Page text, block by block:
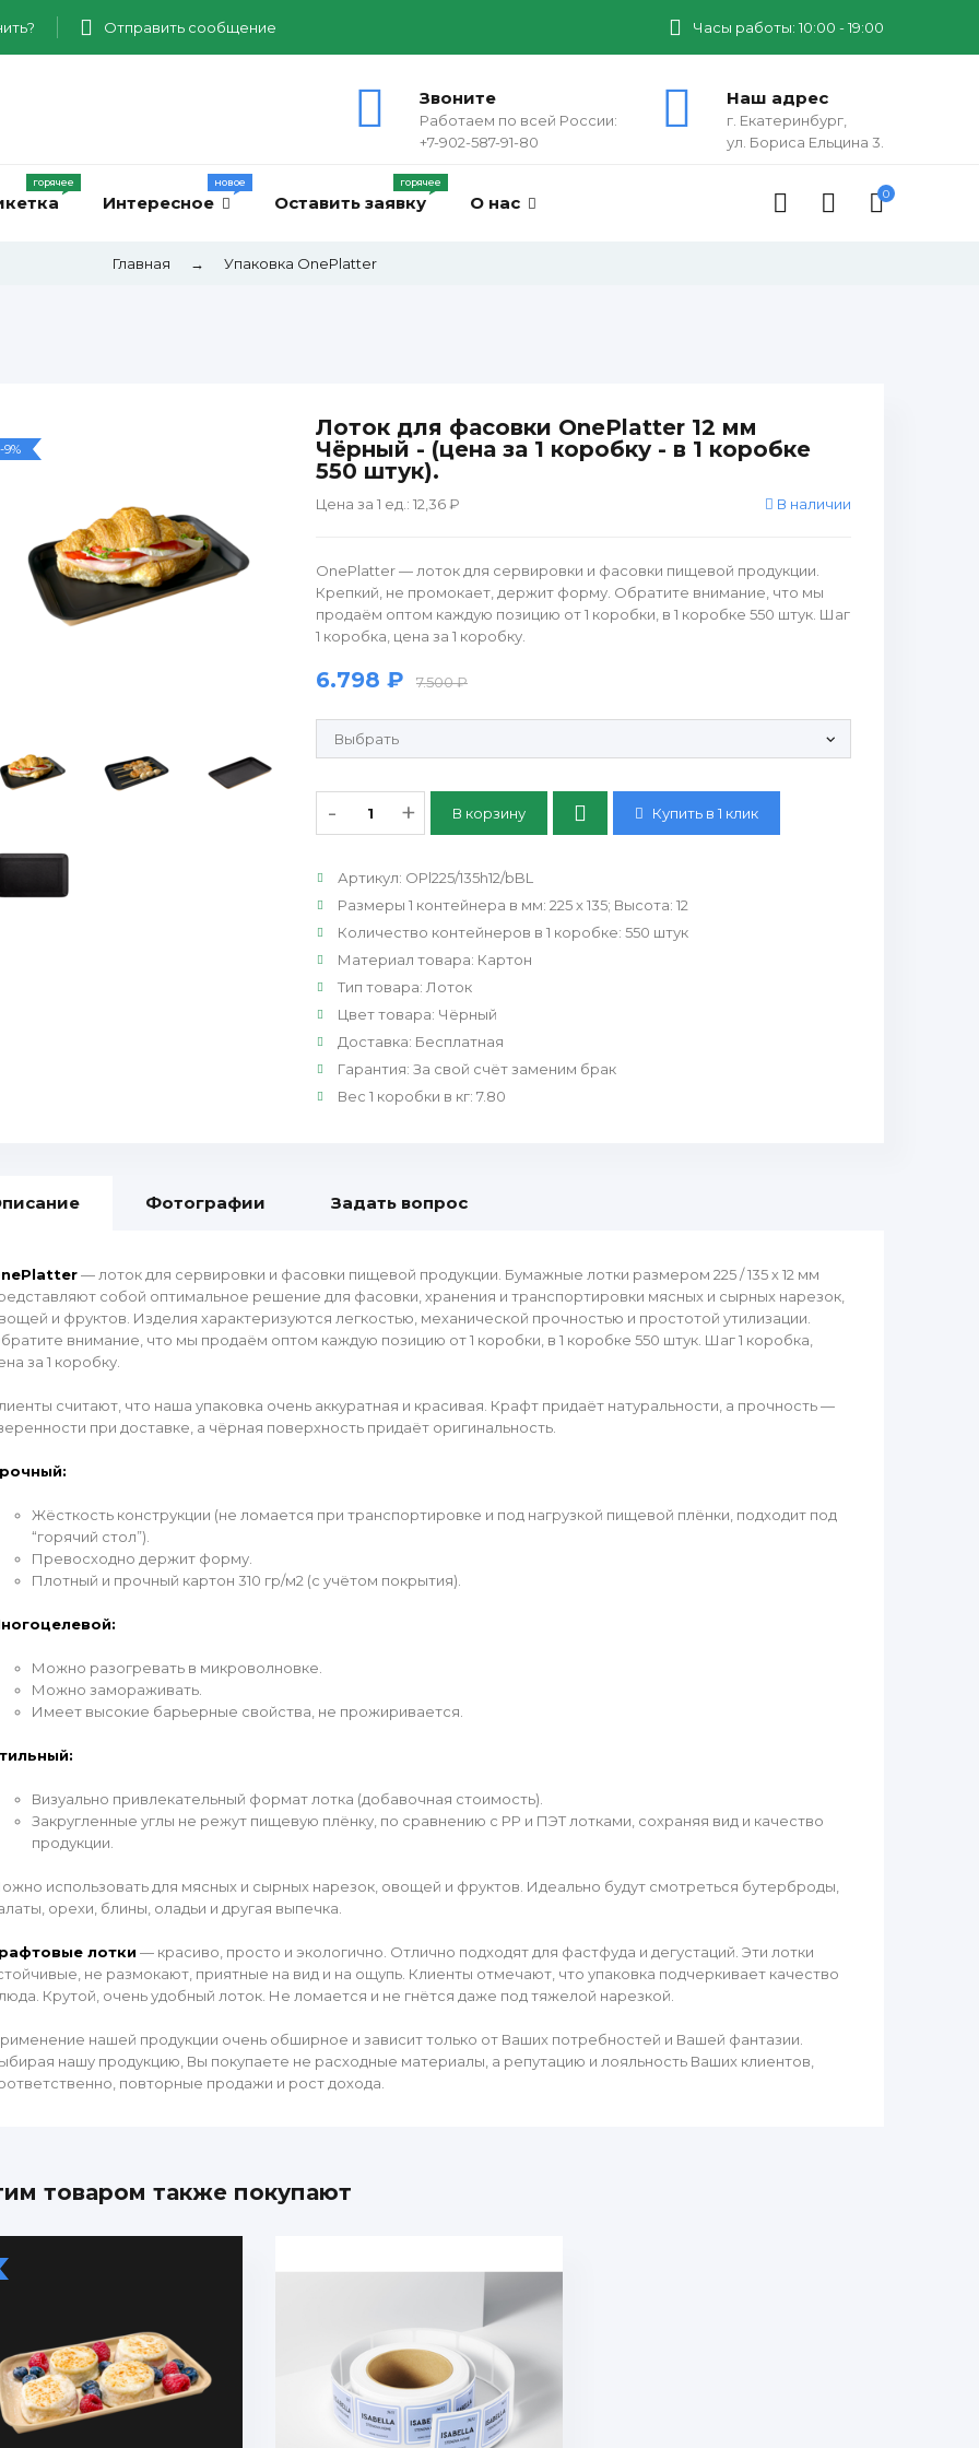
Отправить сообщение Часы работы: 10:00 - 19:00
Звоните
Работаем по всей России:
+7-902-587-91-80
Наш адрес
г. Екатеринбург,
ул. Бориса Ельцина 3.
Интересное Оставить заявку О нас 0
Главная → Упаковка OnePlatter
-9%
Лоток для фасовки OnePlatter 12 мм
Чёрный - (цена за 1 коробку - в 1 коробке
550 штук).
Цена за 1 ед.: 12,36 ₽ В наличии
OnePlatter — лоток для сервировки и фасовки пищевой продукции.
Крепкий, не промокает, держит форму. Обратите внимание, что мы
продаём оптом каждую позицию от 1 коробки, в 1 коробке 550 штук. Шаг
1 коробка, цена за 1 коробку.
6.798 ₽ 7.500 ₽
Продающие рулонные этикетки:
- + Купить в 1 клик
Артикул: OPl225/135h12/bBL
Размеры 1 контейнера в мм: 225 х 135; Высота: 12
Количество контейнеров в 1 коробке: 550 штук
Материал товара: Картон
Тип товара: Лоток
Цвет товара: Чёрный
Доставка: Бесплатная
Гарантия: За свой счёт заменим брак
Вес 1 коробки в кг: 7.80
Фотографии Задать вопрос
— лоток для сервировки и фасовки пищевой продукции. Бумажные лотки размером 225 / 135 х 12 мм
собой оптимальное решение для фасовки, хранения и транспортировки мясных и сырных нарезок,
и фруктов. Изделия характеризуются легкостью, механической прочностью и простотой утилизации.
внимание, что мы продаём оптом каждую позицию от 1 коробки, в 1 коробке 550 штук. Шаг 1 коробка,
за 1 коробку.
считают, что наша упаковка очень аккуратная и красивая. Крафт придаёт натуральности, а прочность —
при доставке, а чёрная поверхность придаёт оригинальность.
Жёсткость конструкции (не ломается при транспортировке и под нагрузкой пищевой плёнки, подходит под
“горячий стол”).
Превосходно держит форму.
Плотный и прочный картон 310 гр/м2 (с учётом покрытия).
Можно разогревать в микроволновке.
Можно замораживать.
Имеет высокие барьерные свойства, не прожиривается.
Визуально привлекательный формат лотка (добавочная стоимость).
Закругленные углы не режут пищевую плёнку, по сравнению с PP и ПЭТ лотками, сохраняя вид и качество
продукции.
использовать для мясных и сырных нарезок, овощей и фруктов. Идеально будут смотреться бутерброды,
орехи, блины, оладьи и другая выпечка.
лотки — красиво, просто и экологично. Отлично подходят для фастфуда и дегустаций. Эти лотки
не размокают, приятные на вид и на ощупь. Клиенты отмечают, что упаковка подчеркивает качество
Крутой, очень удобный лоток. Не ломается и не гнётся даже под тяжелой нарезкой.
нашей продукции очень обширное и зависит только от Ваших потребностей и Вашей фантазии.
нашу продукцию, Вы покупаете не расходные материалы, а репутацию и лояльность Ваших клиентов,
повторные продажи и рост дохода.
товаром также покупают